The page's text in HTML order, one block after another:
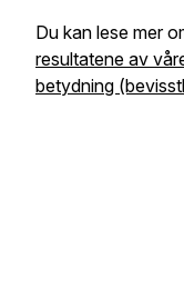
Du kan lese mer
resultatene av
betydning